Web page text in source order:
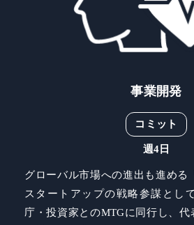
事業開発
コミット
週4日
グローバル市場への進出も進める
スタートアップの戦略参謀とし
庁・投資家とのMTGに同行し、代